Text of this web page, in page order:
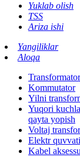
Yuklab olish
TSS
Ariza ishi
Yangiliklar
Aloqa
Transformator
Kommutator
Yilni
Yuqori
qayta yopish
Voltaj
Elektr
Kabel